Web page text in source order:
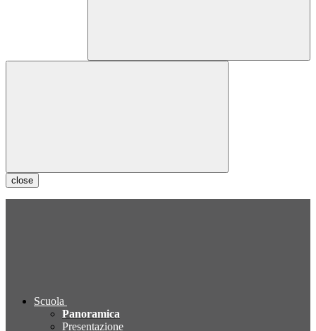
close
Scuola
Panoramica
Presentazione